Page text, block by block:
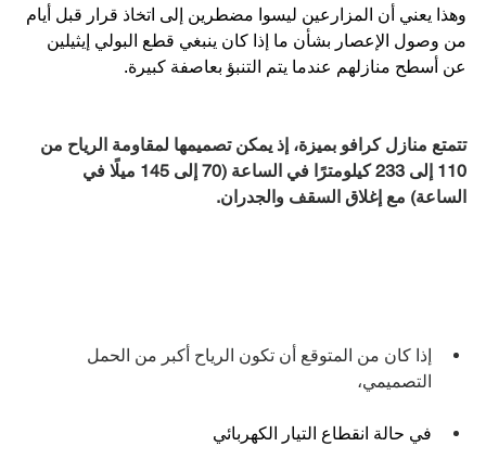
وهذا يعني أن المزارعين ليسوا مضطرين إلى اتخاذ قرار قبل أيام
من وصول الإعصار بشأن ما إذا كان ينبغي قطع البولي إيثيلين
عن أسطح منازلهم عندما يتم التنبؤ بعاصفة كبيرة.
تتمتع منازل كرافو بميزة، إذ يمكن تصميمها لمقاومة الرياح من
110 إلى 233 كيلومترًا في الساعة (70 إلى 145 ميلًا في
الساعة) مع إغلاق السقف والجدران.
إذا كان من المتوقع أن تكون الرياح أكبر من الحمل
التصميمي،
في حالة انقطاع التيار الكهربائي